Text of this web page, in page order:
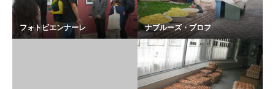
フォトビエンナーレ ナブルーズ・プロフ